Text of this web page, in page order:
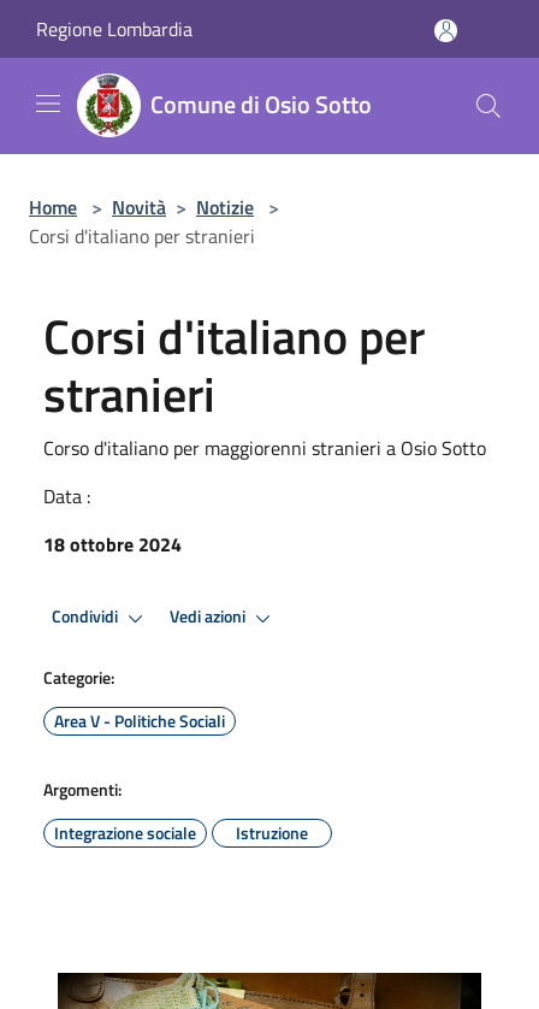
Regione Lombardia
Comune di Osio Sotto
Home > Novità > Notizie >
Corsi d'italiano per stranieri
Corsi d'italiano per
stranieri
Corso d'italiano per maggiorenni stranieri a Osio Sotto
Data :
18 ottobre 2024
Condividi Vedi azioni
Categorie:
Area V - Politiche Sociali
Argomenti:
Integrazione sociale
Istruzione